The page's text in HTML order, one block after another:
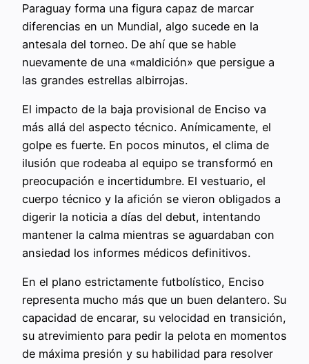
Paraguay forma una figura capaz de marcar
diferencias en un Mundial, algo sucede en la
antesala del torneo. De ahí que se hable
nuevamente de una «maldición» que persigue a
las grandes estrellas albirrojas.
El impacto de la baja provisional de Enciso va
más allá del aspecto técnico. Anímicamente, el
golpe es fuerte. En pocos minutos, el clima de
ilusión que rodeaba al equipo se transformó en
preocupación e incertidumbre. El vestuario, el
cuerpo técnico y la afición se vieron obligados a
digerir la noticia a días del debut, intentando
mantener la calma mientras se aguardaban con
ansiedad los informes médicos definitivos.
En el plano estrictamente futbolístico, Enciso
representa mucho más que un buen delantero. Su
capacidad de encarar, su velocidad en transición,
su atrevimiento para pedir la pelota en momentos
de máxima presión y su habilidad para resolver